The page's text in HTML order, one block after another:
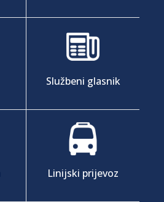
Službeni glasnik
Linijski prijevoz